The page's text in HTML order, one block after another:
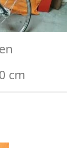
cm